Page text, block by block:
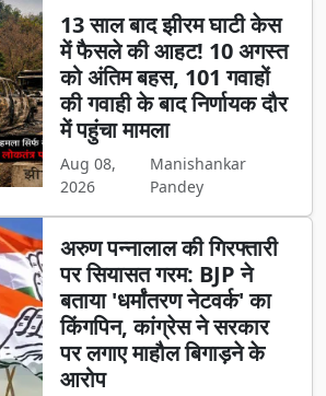
13 साल बाद झीरम घाटी केस
में फैसले की आहट! 10 अगस्त
को अंतिम बहस, 101 गवाहों
की गवाही के बाद निर्णायक दौर
में पहुंचा मामला
Aug 08,
2026
Manishankar
Pandey
अरुण पन्नालाल की गिरफ्तारी
पर सियासत गरम: BJP ने
बताया 'धर्मांतरण नेटवर्क' का
किंगपिन, कांग्रेस ने सरकार
पर लगाए माहौल बिगाड़ने के
आरोप